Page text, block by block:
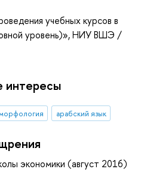
учебных курсов в
уровень)», НИУ ВШЭ /
интересы
арабский язык
экономики (август 2016)